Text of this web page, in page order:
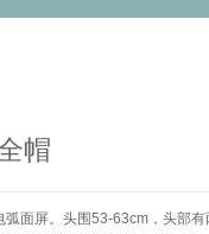
帽
面屏。头围53-63cm，头部